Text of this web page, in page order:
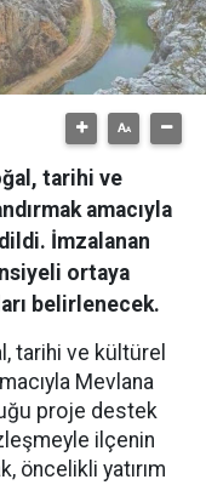
tarihi ve
amacıyla
İmzalanan
ortaya
belirlenecek.
tarihi ve kültürel
Mevlana
proje destek
ilçenin
öncelikli yatırım